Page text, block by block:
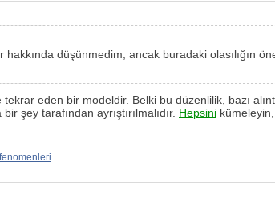
düşünmedim, ancak buradaki olasılığın
eden bir modeldir. Belki bu düzenlilik, bazı
şey tarafından ayrıştırılmalıdır. Hepsini